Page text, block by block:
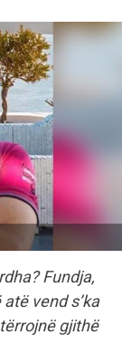
Fundja,
vend s’ka
gjithë